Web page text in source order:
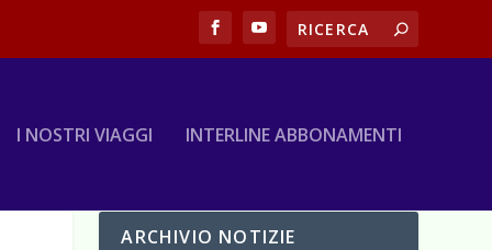
I NOSTRI VIAGGI INTERLINE ABBONAMENTI
ARCHIVIO NOTIZIE